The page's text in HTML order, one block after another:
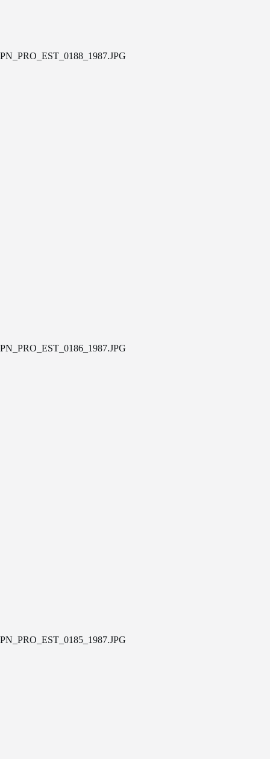
PN_PRO_EST_0188_1987.JPG
PN_PRO_EST_0186_1987.JPG
PN_PRO_EST_0185_1987.JPG